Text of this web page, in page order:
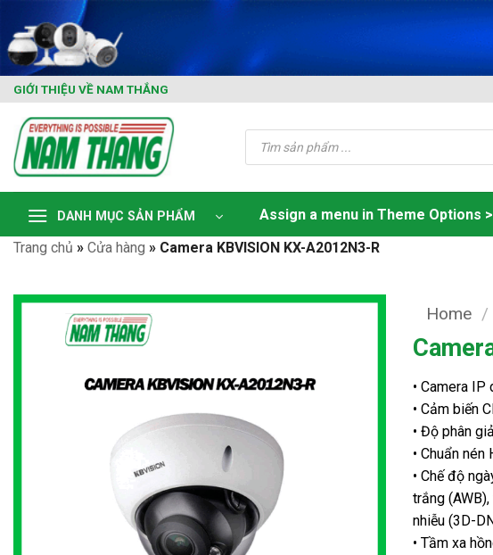
content
GIỚI THIỆU VỀ NAM THẮNG
Tìm
kiếm
phẩm
DANH MỤC SẢN PHẨM Assign a menu in Theme Options
Trang chủ » Cửa hàng » Camera KBVISION KX-A2012N3-R
Home /
• Camera
• Cảm biến
• Độ phân
• Chuẩn nén
• Chế độ
trắng
nhiễu (3D-
• Tầm xa